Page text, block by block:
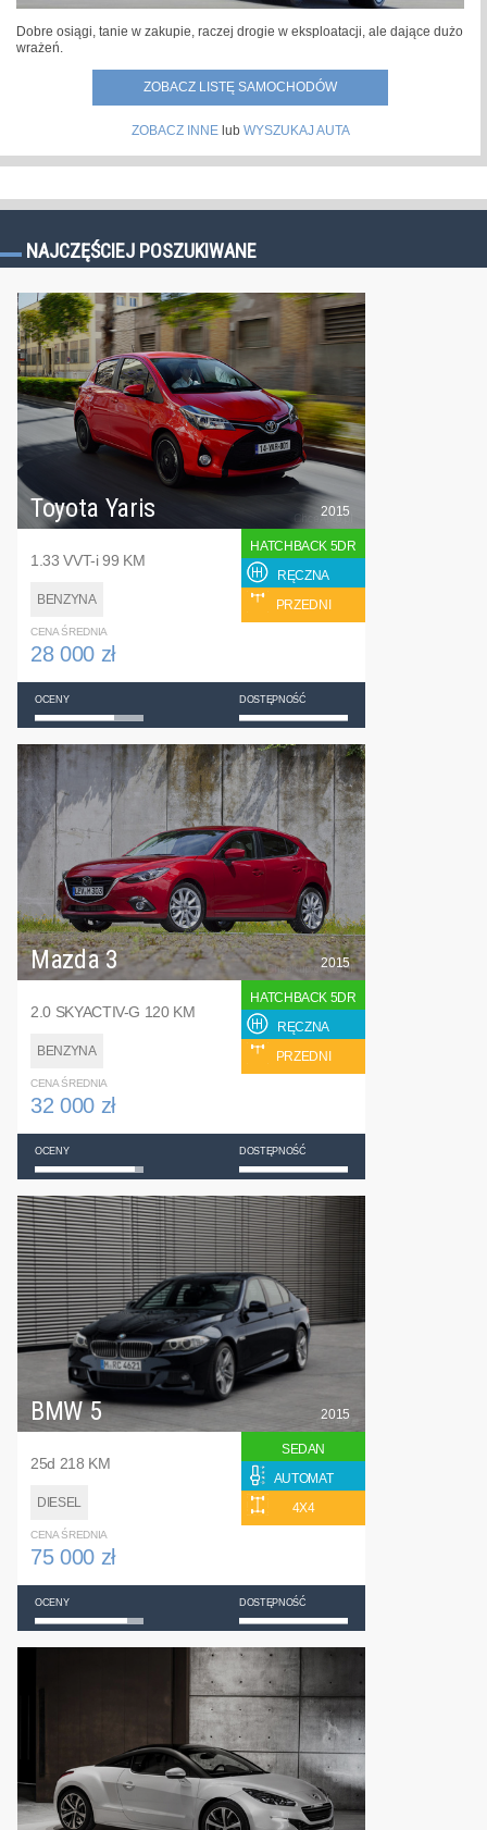
Dobre osiągi, tanie w zakupie, raczej drogie w eksploatacji, ale dające dużo
wrażeń.
ZOBACZ LISTĘ SAMOCHODÓW
ZOBACZ INNElub WYSZUKAJ AUTA
NAJCZĘŚCIEJ POSZUKIWANE
Toyota Yaris
1.33 VVT-i 99 KM
BENZYNA
2015
HATCHBACK 5DR
RĘCZNA
PRZEDNI
CENA ŚREDNIA
28 000 zł
OCENY DOSTĘPNOŚĆ
Mazda 3
2.0 SKYACTIV-G 120 KM
BENZYNA
2015
HATCHBACK 5DR
RĘCZNA
PRZEDNI
CENA ŚREDNIA
32 000 zł
OCENY DOSTĘPNOŚĆ
BMW 5
25d 218 KM
DIESEL
2015
SEDAN
AUTOMAT
4X4
CENA ŚREDNIA
75 000 zł
OCENY DOSTĘPNOŚĆ